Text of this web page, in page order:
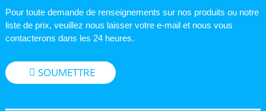
Pour toute demande de renseignements sur nos produits ou notre
liste de prix, veuillez nous laisser votre e-mail et nous vous
contacterons dans les 24 heures.
SOUMETTRE